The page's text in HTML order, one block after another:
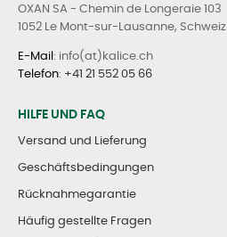
OXAN SA - Chemin de Longeraie 103
1052 Le Mont-sur-Lausanne, Schweiz
E-Mail : info(at)kalice.ch
Telefon: +41 21 552 05 66
HILFE UND FAQ
Versand und Lieferung
Geschäftsbedingungen
Rücknahmegarantie
Häufig gestellte Fragen